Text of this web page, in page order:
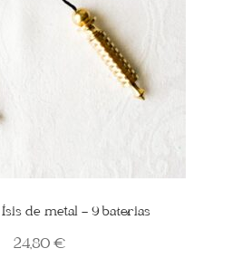
de metal – 9 baterias
24,80 €